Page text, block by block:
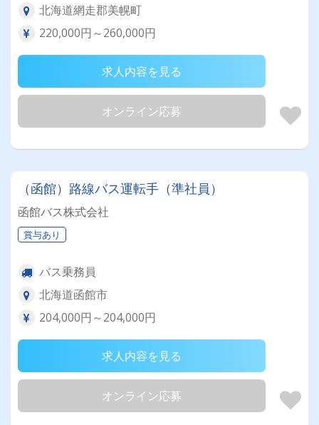
北海道網走郡美幌町
220,000円～260,000円
求人内容を見る
オンライン応募
（函館）路線バス運転手（準社員）
函館バス株式会社
賞与あり
バス乗務員
北海道函館市
204,000円～204,000円
求人内容を見る
オンライン応募